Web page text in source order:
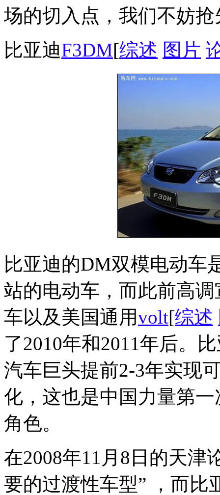
场的切入点，我们不妨
比亚迪F3DM[综述 图片
比亚迪的DM双模电动车
站的电动车，而此前高
车以及美国通用volt[综述
了2010年和2011年后。
汽车巨头提前2-3年实现
化，这也是中国力量第
角色。
在2008年11月8日的天津
要的过渡性车型” ，而比